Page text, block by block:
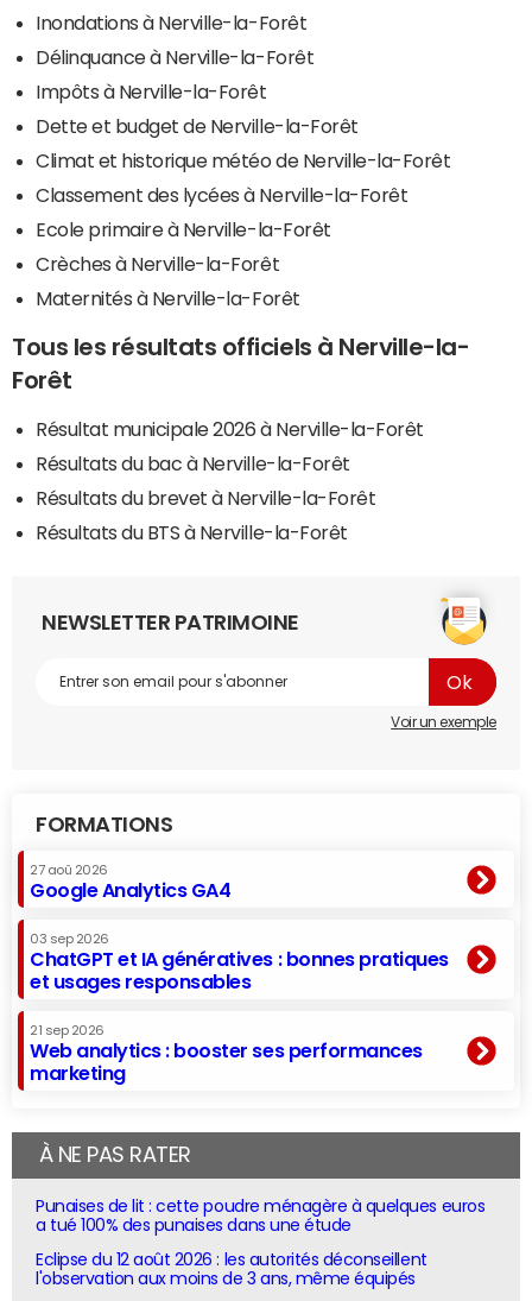
Inondations à Nerville-la-Forêt
Délinquance à Nerville-la-Forêt
Impôts à Nerville-la-Forêt
Dette et budget de Nerville-la-Forêt
Climat et historique météo de Nerville-la-Forêt
Classement des lycées à Nerville-la-Forêt
Ecole primaire à Nerville-la-Forêt
Crèches à Nerville-la-Forêt
Maternités à Nerville-la-Forêt
Tous les résultats officiels à Nerville-la-
Forêt
Résultat municipale 2026 à Nerville-la-Forêt
Résultats du bac à Nerville-la-Forêt
Résultats du brevet à Nerville-la-Forêt
Résultats du BTS à Nerville-la-Forêt
NEWSLETTER PATRIMOINE
Voir un exemple
FORMATIONS
27 aoû 2026
Google Analytics GA4
03 sep 2026
ChatGPT et IA génératives : bonnes pratiques
et usages responsables
21 sep 2026
Web analytics : booster ses performances
marketing
À NE PAS RATER
Punaises de lit : cette poudre ménagère à quelques euros
a tué 100% des punaises dans une étude
Eclipse du 12 août 2026 : les autorités déconseillent
l'observation aux moins de 3 ans, même équipés